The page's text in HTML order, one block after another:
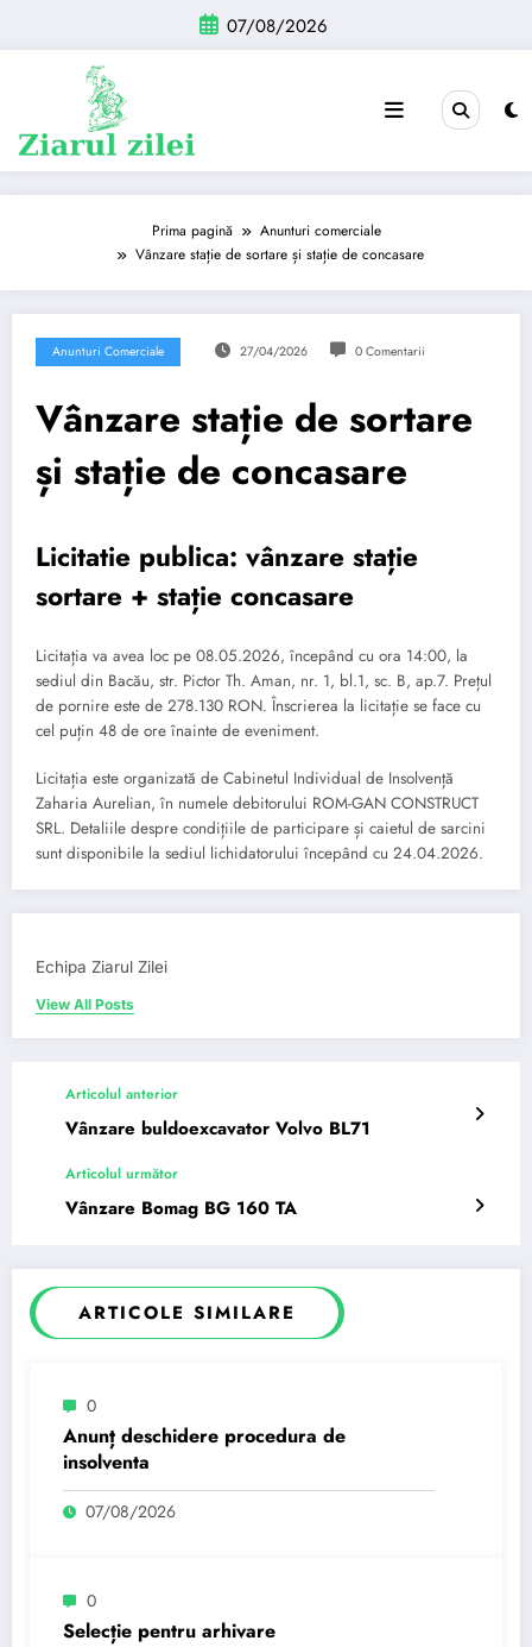
conținut
07/08/2026
Prima pagină
Anunturi comerciale
Vânzare stație de sortare și stație de concasare
Anunturi Comerciale 27/04/2026 0 Comentarii
Vânzare stație de sortare
și stație de concasare
Licitatie publica: vânzare stație
sortare + stație concasare
Licitația va avea loc pe 08.05.2026, începând cu ora 14:00, la
sediul din Bacău, str. Pictor Th. Aman, nr. 1, bl.1, sc. B, ap.7. Prețul
de pornire este de 278.130 RON. Înscrierea la licitație se face cu
cel puțin 48 de ore înainte de eveniment.
Licitația este organizată de Cabinetul Individual de Insolvență
Zaharia Aurelian, în numele debitorului ROM-GAN CONSTRUCT
SRL. Detaliile despre condițiile de participare și caietul de sarcini
sunt disponibile la sediul lichidatorului începând cu 24.04.2026.
Echipa Ziarul Zilei
View All Posts
Articolul anterior
Vânzare buldoexcavator Volvo BL71
Articolul următor
Vânzare Bomag BG 160 TA
ARTICOLE SIMILARE
0
Anunț deschidere procedura de
insolventa
07/08/2026
0
Selecție pentru arhivare